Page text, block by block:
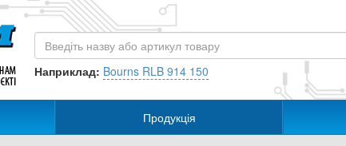
Наприклад: Bourns RLB 914 150
Продукція